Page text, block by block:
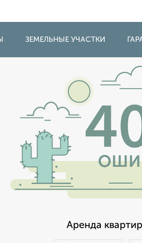
ЗЕМЕЛЬНЫЕ УЧАСТКИ
Аренда